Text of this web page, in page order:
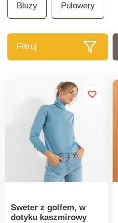
Bluzy Pulowery
Filtruj
Sweter z golfem, w
dotyku kaszmirowy